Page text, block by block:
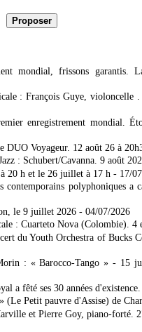
mondial, frissons garantis.
: François Guye, violoncelle
enregistrement mondial.
Voyageur. 12 août 26 à
: Schubert/Cavanna. 9 août
20 h et le 26 juillet à 17 h - 17/
polyphoniques a
le 9 juillet 2026 - 04/07/2026
: Cuarteto Nova (Colombie). 4
du Youth Orchestra of Bucks
: « Barocco-Tango » - 15
a fêté ses 30 années d'existence.
Petit pauvre d'Assise) de
et Pierre Goy, piano-forté.